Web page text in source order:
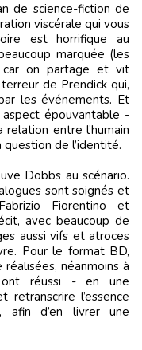
de science-fiction de
viscérale qui vous
est horrifique au
marquée (les
car on partage et vit
de Prendick qui,
les événements. Et
épouvantable -
entre l’humain
de l’identité.
Dobbs au scénario.
sont soignés et
Fiorentino et
avec beaucoup de
aussi vifs et atroces
Pour le format BD,
néanmoins à
réussi - en une
l’essence
afin d’en livrer une